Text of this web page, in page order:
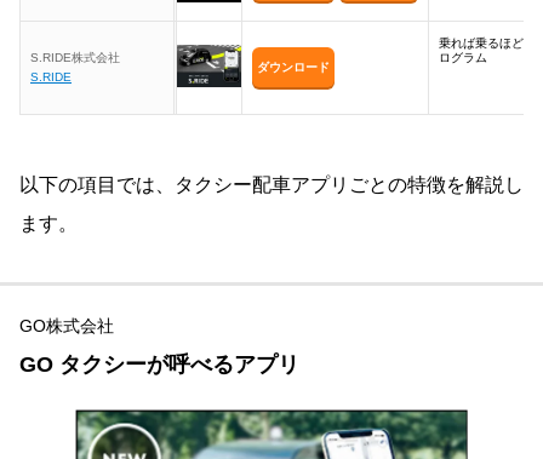
S.RIDE株式会社
S.RIDE
ダウンロード
乗れば乗るほどお
ログラム
以下の項目では、タクシー配車アプリごとの特徴を解説し
ます。
GO株式会社
GO タクシーが呼べるアプリ